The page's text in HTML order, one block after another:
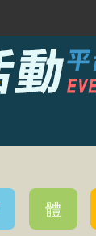
體